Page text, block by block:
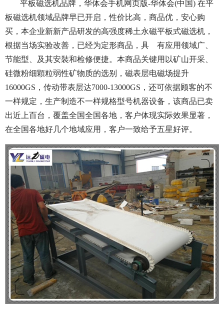
平板磁选机品牌，华体会手机网页版-华体会(中国) 在平
板磁选机领域品牌早已开启，性价比高，商品优，安心购
买，本企业新新产品研发的高强度稀土永磁平板式磁选机，
根据当场实验改善，已经为定形商品，具 有应用领域广、
节能型、及其安裝和检修便捷。本商品关键用以矿山开采、
硅微粉细顆粒弱性矿物质的选别，磁表层电磁场提升
16000GS，传动带表层达7000-13000GS，还可依据顾客的不
一样规定，生产制造不一样规格型号机器设备，该商品已卖
出近上百台，覆盖全国全国各地，客户体现实际效果显著，
在全国各地好几个地域应用，客户一致给予五星好评。